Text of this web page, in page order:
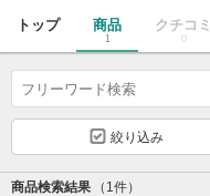
トップ 商品
1
クチコミ
0
絞り込み
商品検索結果 （1件）